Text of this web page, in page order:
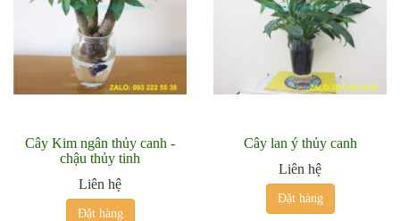
Cây Kim ngân thủy canh -
chậu thủy tinh
Liên hệ
Đặt hàng
Cây lan ý thủy canh
Liên hệ
Đặt hàng